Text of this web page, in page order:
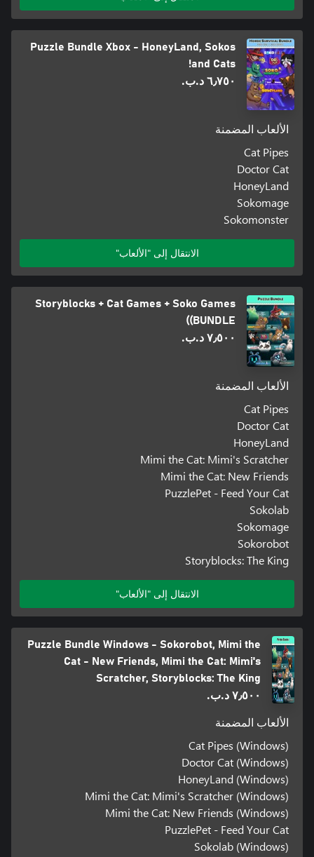
Puzzle Bundle Xbox - HoneyLand, Sokos
and Cats!
٦٫٧٥٠ د.ب.‏
الألعاب المضمنة
Cat Pipes
Doctor Cat
HoneyLand
Sokomage
Sokomonster
الانتقال إلى "الألعاب"
Storyblocks + Cat Games + Soko Games
(BUNDLE)
٧٫٥٠٠ د.ب.‏
الألعاب المضمنة
Cat Pipes
Doctor Cat
HoneyLand
Mimi the Cat: Mimi's Scratcher
Mimi the Cat: New Friends
PuzzlePet - Feed Your Cat
Sokolab
Sokomage
Sokorobot
Storyblocks: The King
الانتقال إلى "الألعاب"
Puzzle Bundle Windows - Sokorobot, Mimi the
Cat - New Friends, Mimi the Cat: Mimi's
Scratcher, Storyblocks: The King
٧٫٥٠٠ د.ب.‏
الألعاب المضمنة
Cat Pipes (Windows)
Doctor Cat (Windows)
HoneyLand (Windows)
Mimi the Cat: Mimi's Scratcher (Windows)
Mimi the Cat: New Friends (Windows)
PuzzlePet - Feed Your Cat
Sokolab (Windows)